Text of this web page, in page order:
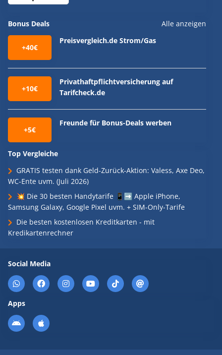
Bonus Deals Alle anzeigen
+40€
Preisvergleich.de Strom/Gas
+10€
Privathaftpflichtversicherung auf
Tarifcheck.de
+5€
Freunde für Bonus-Deals werben
Top Vergleiche
GRATIS testen dank Geld-Zurück-Aktion: Valess, Axe Deo,
WC-Ente uvm. (Juli 2026)
💥 Die 30 besten Handytarife 📱➡️ Apple iPhone,
Samsung Galaxy, Google Pixel uvm. + SIM-Only-Tarife
Die besten kostenlosen Kreditkarten - mit
Kredikartenrechner
Social Media
Apps